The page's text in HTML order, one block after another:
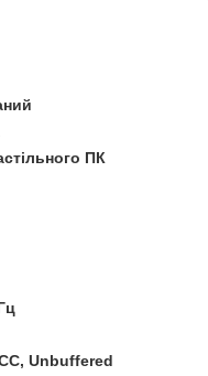
ПК
Unbuffered